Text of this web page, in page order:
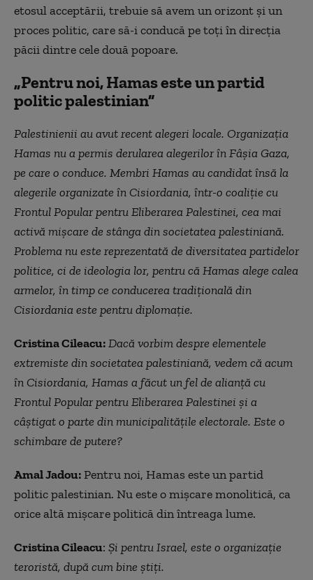
etosul acceptării, trebuie să avem un orizont şi un
proces politic, care să-i conducă pe toţi în direcţia
păcii dintre cele două popoare.
„Pentru noi, Hamas este un partid
politic palestinian”
Palestinienii au avut recent alegeri locale. Organizația
Hamas nu a permis derularea alegerilor în Fâșia Gaza,
pe care o conduce. Membri Hamas au candidat însă la
alegerile organizate în Cisiordania, într-o coaliție cu
Frontul Popular pentru Eliberarea Palestinei, cea mai
activă mișcare de stânga din societatea palestiniană.
Problema nu este reprezentată de diversitatea partidelor
politice, ci de ideologia lor, pentru că Hamas alege calea
armelor, în timp ce conducerea tradițională din
Cisiordania este pentru diplomație.
Cristina Cileacu:Dacă vorbim despre elementele
extremiste din societatea palestiniană, vedem că acum
în Cisiordania, Hamas a făcut un fel de alianță cu
Frontul Popular pentru Eliberarea Palestinei și a
câștigat o parte din municipalitățile electorale. Este o
schimbare de putere?
Amal Jadou:Pentru noi, Hamas este un partid
politic palestinian. Nu este o mișcare monolitică, ca
orice altă mișcare politică din întreaga lume.
Cristina Cileacu: Şi pentru Israel, este o organizaţie
teroristă, după cum bine ştiţi.